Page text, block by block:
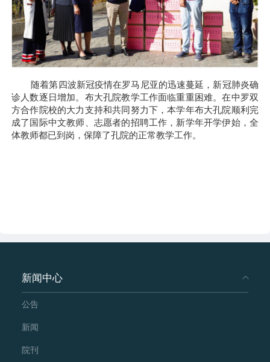
随着第四波新冠疫情在罗马尼亚的迅速蔓延，新冠肺炎确
诊人数逐日增加。布大孔院教学工作面临重重困难。在中罗双
方合作院校的大力支持和共同努力下，本学年布大孔院顺利完
成了国际中文教师、志愿者的招聘工作，新学年开学伊始，全
体教师都已到岗，保障了孔院的正常教学工作。
新闻中心
公告
新闻
院刊